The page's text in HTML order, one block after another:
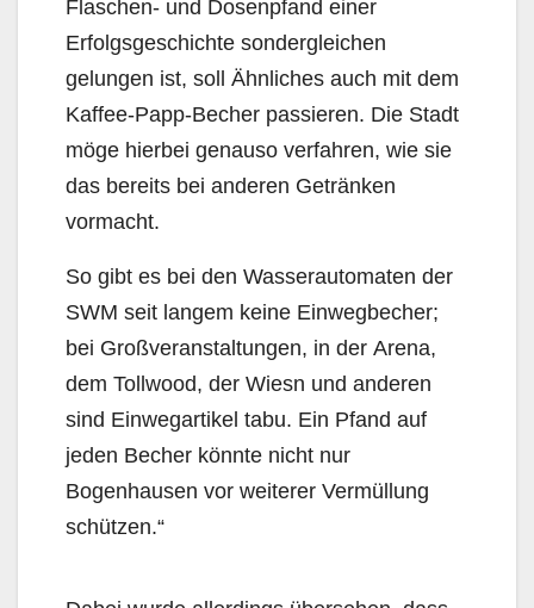
Flaschen- und Dosenpfand einer
Erfolgsgeschichte sondergleichen
gelungen ist, soll Ähnliches auch mit dem
Kaffee-Papp-Becher passieren. Die Stadt
möge hierbei genauso verfahren, wie sie
das bereits bei anderen Getränken
vormacht.
So gibt es bei den Wasserautomaten der
SWM seit langem keine Einwegbecher;
bei Großveranstaltungen, in der Arena,
dem Tollwood, der Wiesn und anderen
sind Einwegartikel tabu. Ein Pfand auf
jeden Becher könnte nicht nur
Bogenhausen vor weiterer Vermüllung
schützen.“